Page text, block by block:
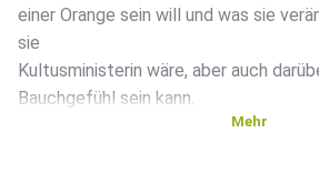
einer Orange sein will und was sie
sie
Kultusministerin wäre, aber auch
Bauchgefühl sein kann.
Mehr